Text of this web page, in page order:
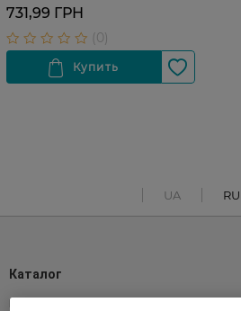
731,99 ГРН
UA RU
Каталог
Корейская косметика